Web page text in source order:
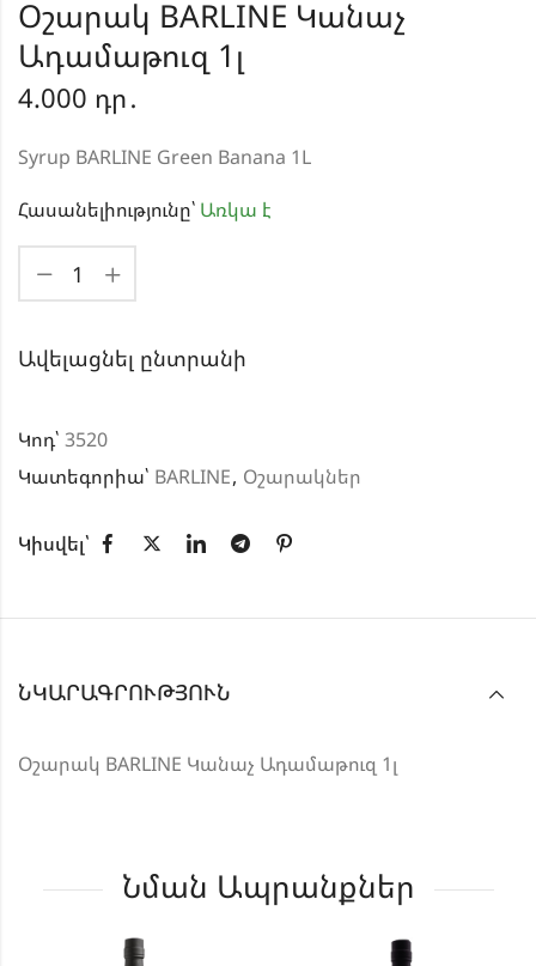
Օշարակ BARLINE Կանաչ
Ադամաթուզ 1լ
4.000 դր․
Syrup BARLINE Green Banana 1L
Հասանելիությունը՝ Առկա է
Ավելացնել ընտրանի
Կոդ՝ 3520
Կատեգորիա՝ BARLINE, Օշարակներ
Կիսվել՝
ՆԿԱՐԱԳՐՈՒԹՅՈՒՆ
Օշարակ BARLINE Կանաչ Ադամաթուզ 1լ
Նման Ապրանքներ